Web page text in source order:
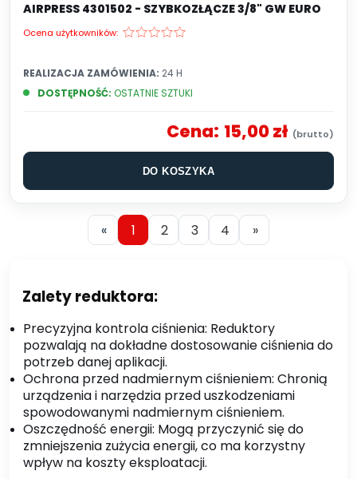
AIRPRESS 4301502 - SZYBKOZŁĄCZE 3/8" GW EURO
Ocena użytkowników:
DOSTĘPNOŚĆ: OSTATNIE SZTUKI
REALIZACJA ZAMÓWIENIA: 24 H
Cena: 15,00 zł
DO KOSZYKA
« 1 2 3 4 »
Zalety reduktora:
Precyzyjna kontrola ciśnienia: Reduktory
pozwalają na dokładne dostosowanie ciśnienia do
potrzeb danej aplikacji.
Ochrona przed nadmiernym ciśnieniem: Chronią
urządzenia i narzędzia przed uszkodzeniami
spowodowanymi nadmiernym ciśnieniem.
Oszczędność energii: Mogą przyczynić się do
zmniejszenia zużycia energii, co ma korzystny
wpływ na koszty eksploatacji.